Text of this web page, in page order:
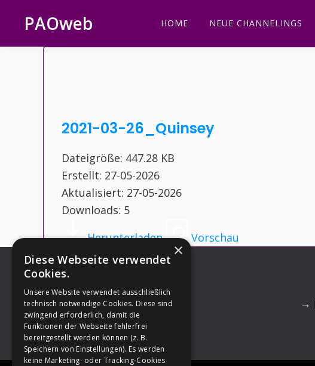
Hauptnavigation
springen
Inhalt
springen
Seitenspalte
springen
Fußzeile
springen
PAOweb HOME NEUE CHANNELINGS
2021-03-26_Quinsey
Dateigröße: 447.28 KB
Erstellt: 27-05-2026
Aktualisiert: 27-05-2026
Downloads: 5
Herunterladen
Vorschau
Footer →Deine Spende →
×
Diese Webseite verwendet
Cookies.
Unsere Website verwendet ausschließlich
technisch notwendige Cookies. Diese sind
zwingend erforderlich, damit die
Funktionen der Webseite fehlerfrei
bereitgestellt werden können (z. B.
Speichern von Einstellungen). Es werden
keine Marketing- oder Tracking-Cookies